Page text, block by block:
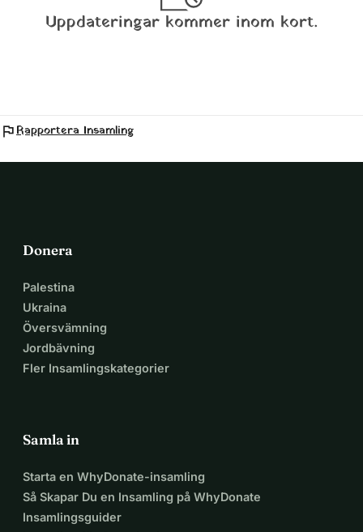
Uppdateringar kommer inom kort.
flagRapportera Insamling
Donera
Palestina
Ukraina
Översvämning
Jordbävning
Fler Insamlingskategorier
Samla in
Starta en WhyDonate-insamling
Så Skapar Du en Insamling på WhyDonate
Insamlingsguider